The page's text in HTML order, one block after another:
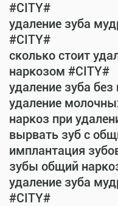
#CITY#
удаление зуба
#CITY#
сколько стоит
наркозом #CITY#
удаление зуба
удаление
наркоз при
вырвать зуб с
имплантация
зубы общий
удаление зуба
#CITY#